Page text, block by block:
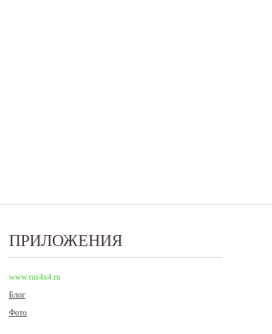
ПРИЛОЖЕНИЯ
www.rus4x4.ru
Блог
Фото